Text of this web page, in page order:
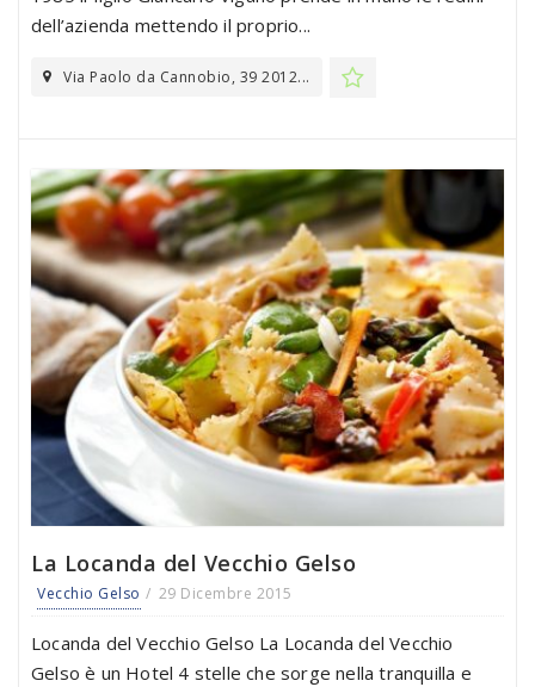
dell’azienda mettendo il proprio...
Via Paolo da Cannobio, 39 2012...
La Locanda del Vecchio Gelso
Vecchio Gelso 29 Dicembre 2015
Locanda del Vecchio Gelso La Locanda del Vecchio
Gelso è un Hotel 4 stelle che sorge nella tranquilla e